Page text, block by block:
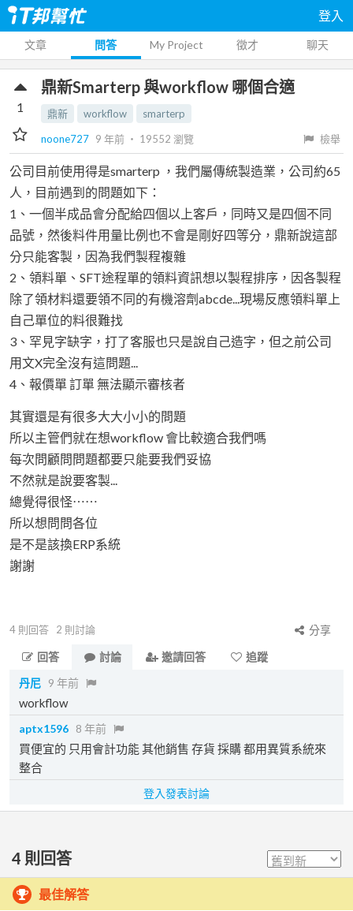
登入
文章 問答 My Project 徵才 聊天
鼎新Smarterp 與workflow 哪個合適
鼎新 workflow
smarterp
noone727 9 年前 ‧ 19552 瀏覽 檢舉
1
公司目前使用得是smarterp ，我們屬傳統製造業，公司約65
人，目前遇到的問題如下：
1、一個半成品會分配給四個以上客戶，同時又是四個不同
品號，然後料件用量比例也不會是剛好四等分，鼎新說這部
分只能客製，因為我們製程複雜
2、領料單、SFT途程單的領料資訊想以製程排序，因各製程
除了領材料還要領不同的有機溶劑abcde...現場反應領料單上
自己單位的料很難找
3、罕見字缺字，打了客服也只是說自己造字，但之前公司
用文X完全沒有這問題...
4、報價單 訂單 無法顯示審核者
其實還是有很多大大小小的問題
所以主管們就在想workflow 會比較適合我們嗎
每次問顧問問題都要只能要我們妥協
不然就是說要客製...
總覺得很怪⋯⋯
所以想問問各位
是不是該換ERP系統
謝謝
4 則回答 2 則討論
分享
回答
討論 邀請回答
追蹤
丹尼 9 年前
workflow
aptx1596 8 年前
買便宜的 只用會計功能 其他銷售 存貨 採購 都用異質系統來
整合
登入發表討論
4 則回答
最佳解答